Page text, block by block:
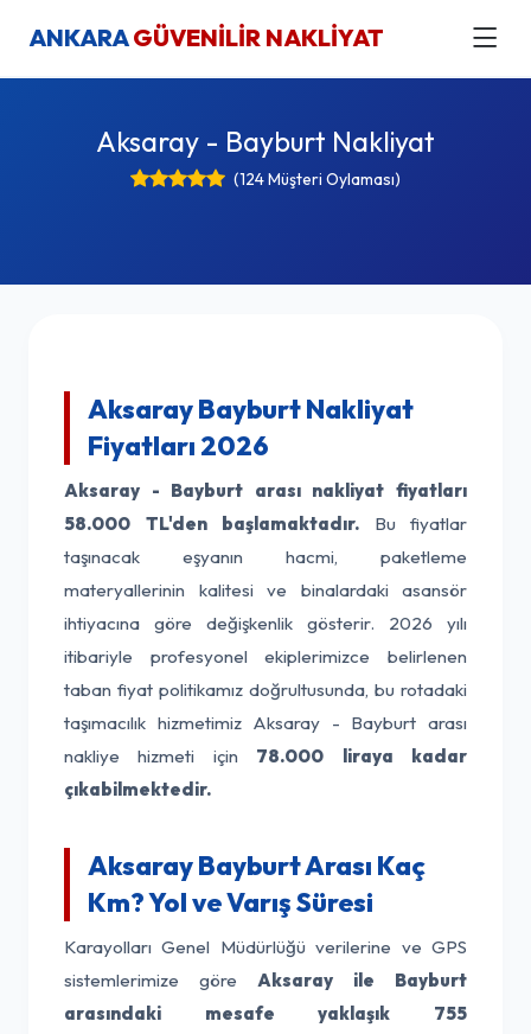
ANKARAGÜVENİLİR NAKLİYAT
Aksaray - Bayburt Nakliyat
(124 Müşteri Oylaması)
Aksaray Bayburt Nakliyat
Fiyatları 2026
Aksaray - Bayburt arası nakliyat fiyatları
58.000 TL'den başlamaktadır. Bu fiyatlar
taşınacak eşyanın hacmi, paketleme
materyallerinin kalitesi ve binalardaki asansör
ihtiyacına göre değişkenlik gösterir. 2026 yılı
itibariyle profesyonel ekiplerimizce belirlenen
taban fiyat politikamız doğrultusunda, bu rotadaki
taşımacılık hizmetimiz Aksaray - Bayburt arası
nakliye hizmeti için 78.000 liraya kadar
çıkabilmektedir.
Aksaray Bayburt Arası Kaç
Km? Yol ve Varış Süresi
Karayolları Genel Müdürlüğü verilerine ve GPS
sistemlerimize göre Aksaray ile Bayburt
arasındaki mesafe yaklaşık 755